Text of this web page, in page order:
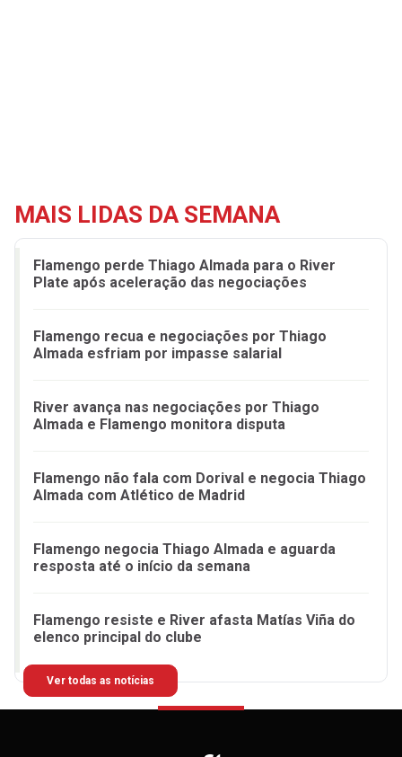
MAIS LIDAS DA SEMANA
Flamengo perde Thiago Almada para o River
Plate após aceleração das negociações
Flamengo recua e negociações por Thiago
Almada esfriam por impasse salarial
River avança nas negociações por Thiago
Almada e Flamengo monitora disputa
Flamengo não fala com Dorival e negocia Thiago
Almada com Atlético de Madrid
Flamengo negocia Thiago Almada e aguarda
resposta até o início da semana
Flamengo resiste e River afasta Matías Viña do
elenco principal do clube
Ver todas as notícias